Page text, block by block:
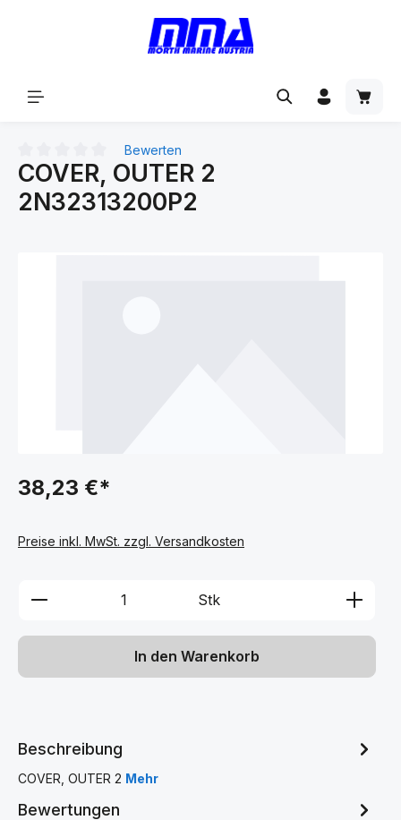
Durchschnittliche Bewertung von 0 von 5 Sternen
Bewerten
COVER, OUTER 2
2N32313200P2
38,23 €*
Preise inkl. MwSt. zzgl. Versandkosten
Produkt Anzahl: Gib den
Stk
In den Warenkorb
Beschreibung
COVER, OUTER 2 Mehr
Bewertungen